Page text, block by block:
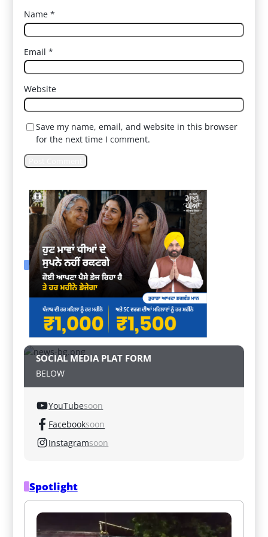
Name*
Email*
Website
Save my name, email, and website in this browser
for the next time I comment.
SOCIAL MEDIA PLAT FORM
BELOW
YouTubesoon
Facebooksoon
Instagramsoon
Spotlight